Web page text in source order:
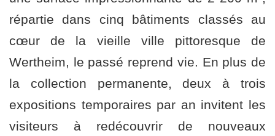
répartie dans cinq bâtiments classés au
cœur de la vieille ville pittoresque de
Wertheim, le passé reprend vie. En plus de
la collection permanente, deux à trois
expositions temporaires par an invitent les
visiteurs à redécouvrir de nouveaux